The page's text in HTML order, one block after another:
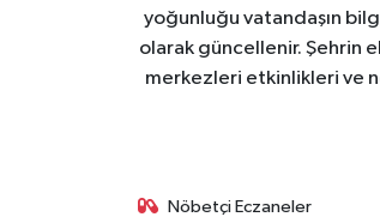
yoğunluğu vatandaşın
olarak güncellenir. Şehrin
merkezleri etkinlikleri ve
Nöbetçi Eczaneler